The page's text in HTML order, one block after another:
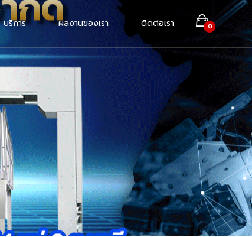
0
บริการ ผลงานของเรา ติดต่อเรา